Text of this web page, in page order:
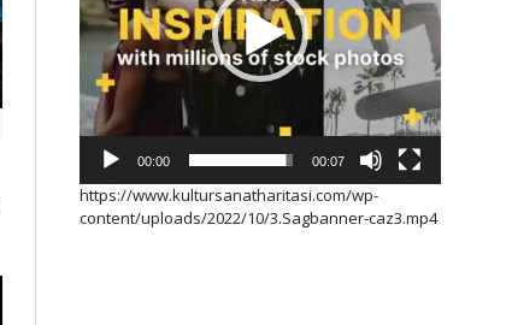
00:00 00:07
https://www.kultursanatharitasi.com/wp-
content/uploads/2022/10/3.Sagbanner-caz3.mp4